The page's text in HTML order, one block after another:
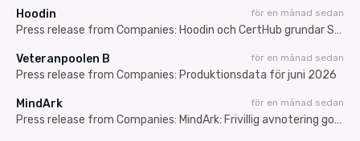
Hoodin för en månad sedan
Press release from Companies: Hoodin och CertHub grundar SARA – nytt internationellt initiativ för AI inom Regulatory Affairs
Veteranpoolen B för en månad sedan
Press release from Companies: Produktionsdata för juni 2026
MindArk för en månad sedan
Press release from Companies: MindArk: Frivillig avnotering godkänd – sista dag för handel den 24 juli 2026